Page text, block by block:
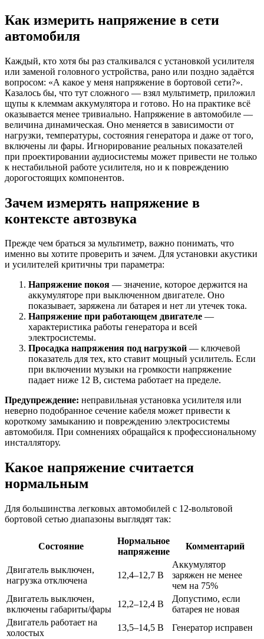
Как измерить напряжение в сети
автомобиля
Каждый, кто хотя бы раз сталкивался с установкой усилителя
или заменой головного устройства, рано или поздно задаётся
вопросом: «А какое у меня напряжение в бортовой сети?».
Казалось бы, что тут сложного — взял мультиметр, приложил
щупы к клеммам аккумулятора и готово. Но на практике всё
оказывается менее тривиально. Напряжение в автомобиле —
величина динамическая. Оно меняется в зависимости от
нагрузки, температуры, состояния генератора и даже от того,
включены ли фары. Игнорирование реальных показателей
при проектировании аудиосистемы может привести не только
к нестабильной работе усилителя, но и к повреждению
дорогостоящих компонентов.
Зачем измерять напряжение в
контексте автозвука
Прежде чем браться за мультиметр, важно понимать, что
именно вы хотите проверить и зачем. Для установки акустики
и усилителей критичны три параметра:
Напряжение покоя — значение, которое держится на
аккумуляторе при выключенном двигателе. Оно
показывает, заряжена ли батарея и нет ли утечек тока.
Напряжение при работающем двигателе —
характеристика работы генератора и всей
электросистемы.
Просадка напряжения под нагрузкой — ключевой
показатель для тех, кто ставит мощный усилитель. Если
при включении музыки на громкости напряжение
падает ниже 12 В, система работает на пределе.
Предупреждение: неправильная установка усилителя или
неверно подобранное сечение кабеля может привести к
короткому замыканию и повреждению электросистемы
автомобиля. При сомнениях обращайся к профессиональному
инсталлятору.
Какое напряжение считается
нормальным
Для большинства легковых автомобилей с 12-вольтовой
бортовой сетью диапазоны выглядят так:
Состояние
Нормальное
напряжение
Комментарий
Двигатель выключен,
нагрузка отключена
12,4–12,7 В
Аккумулятор
заряжен не менее
чем на 75%
Двигатель выключен,
включены габариты/фары
12,2–12,4 В
Допустимо, если
батарея не новая
Двигатель работает на
холостых
13,5–14,5 В Генератор исправен